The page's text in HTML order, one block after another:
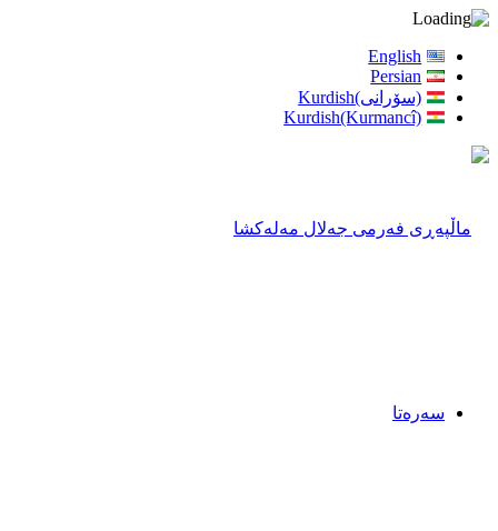
English
Persian
(سۆرانی)Kurdish
Kurdish(Kurmancî)
سەرەتا